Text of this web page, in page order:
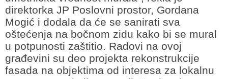
direktorka JP Poslovni prostor, Gordana
Mogić i dodala da će se sanirati sva
oštećenja na bočnom zidu kako bi se mural
u potpunosti zaštitio. Radovi na ovoj
građevini su deo projekta rekonstrukcije
fasada na objektima od interesa za lokalnu